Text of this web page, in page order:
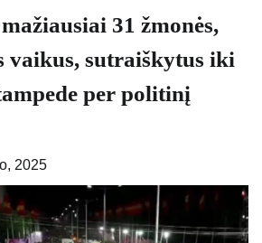
31 žmonės,
vaikus, sutraiškytus iki
per politinį
2025